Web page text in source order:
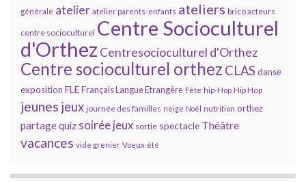
générale atelier atelier parents-enfants ateliers brico acteurs
centre socioculturel Centre Socioculturel
d'Orthez Centresocioculturel d'Orthez
Centre socioculturel orthez CLAS danse
exposition FLE Français Langue Etrangère Fête hip-Hop Hip Hop
jeunes jeux journée des familles neige Noël nutrition orthez
partagequiz soirée jeux sortie spectacle Théâtre
vacances vide grenier Voeux été